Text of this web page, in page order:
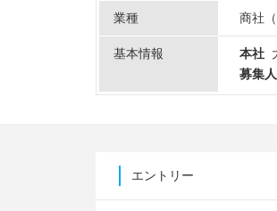
業種 商社
基本情報 本社
募集
エントリー